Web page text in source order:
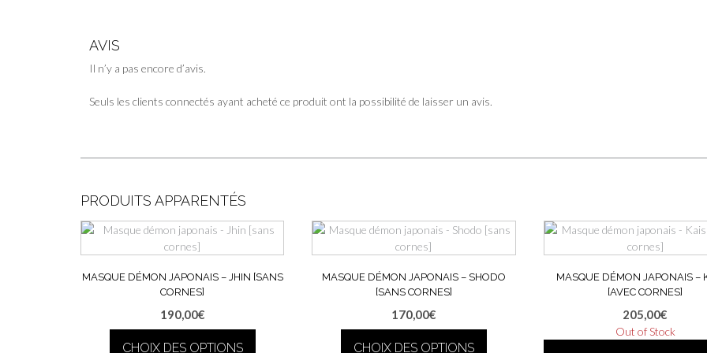
AVIS
Il n’y a pas encore d’avis.
Seuls les clients connectés ayant acheté ce produit ont la possibilité de laisser un avis.
PRODUITS APPARENTÉS
MASQUE DÉMON JAPONAIS – JHIN [SANS
CORNES]
190,00€
CHOIX DES OPTIONS
MASQUE DÉMON JAPONAIS – SHODO
[SANS CORNES]
170,00€
CHOIX DES OPTIONS
MASQUE DÉMON JAPONAIS –
[AVEC CORNES]
205,00€
Out of Stock